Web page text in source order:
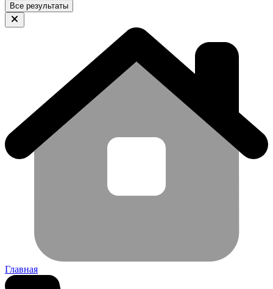
Все результаты
Главная